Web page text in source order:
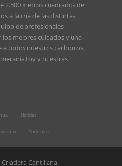
2.500 metros cuadrados de
a la cría de las distintas
de profesionales
los mejores cuidados y una
a todos nuestros cachorros.
toyy nuestras
Noticias
Yorkshire
Criadero Cantillana.